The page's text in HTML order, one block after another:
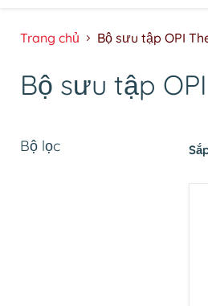
Trang chủ Bộ sưu tập OPI
Bộ sưu tập
Bộ lọc